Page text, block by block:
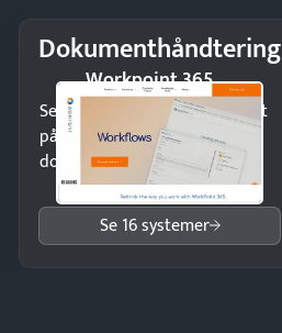
Dokumenthåndtering
Workpoint 365
Send kontrakter til underskrift
på minutter og mist ingen
dokumenter.
Se 16 systemer